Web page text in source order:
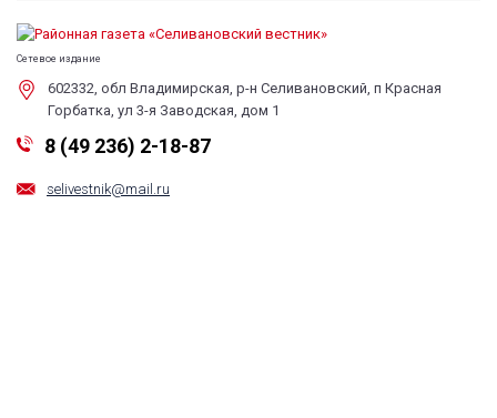
Сетевое издание
602332, обл Владимирская, р-н Селивановский, п Красная
Горбатка, ул 3-я Заводская, дом 1
8 (49 236) 2-18-87
selivestnik@mail.ru